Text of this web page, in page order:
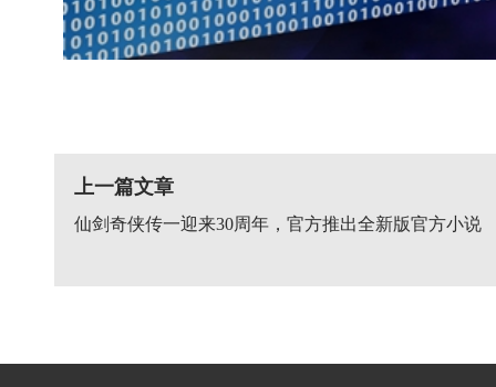
上一篇文章
仙剑奇侠传一迎来30周年，官方推出全新版官方小说